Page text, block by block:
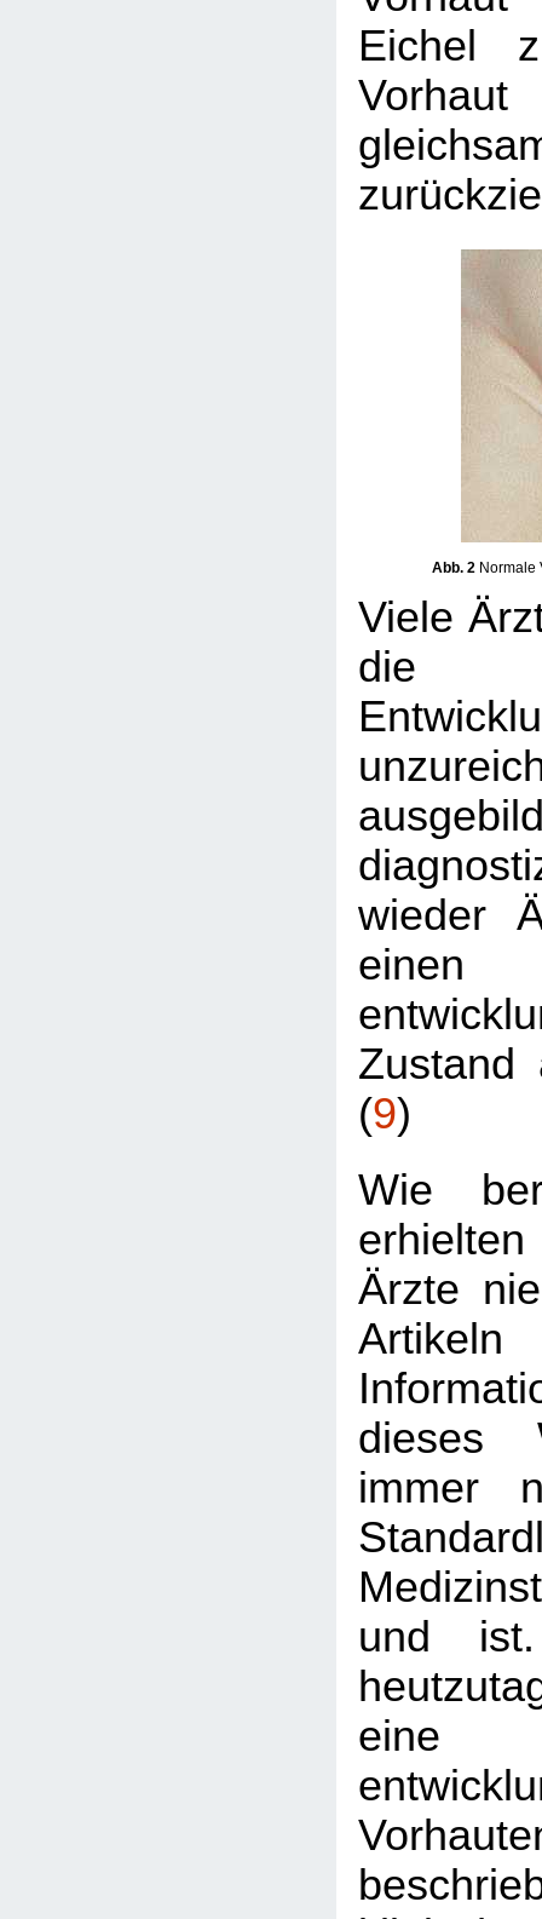
Eichel
Abb. 2Normale
Viele
die
wieder
einen
Zustand
(9)
Wie
Ärzte
dieses
immer
und
eine